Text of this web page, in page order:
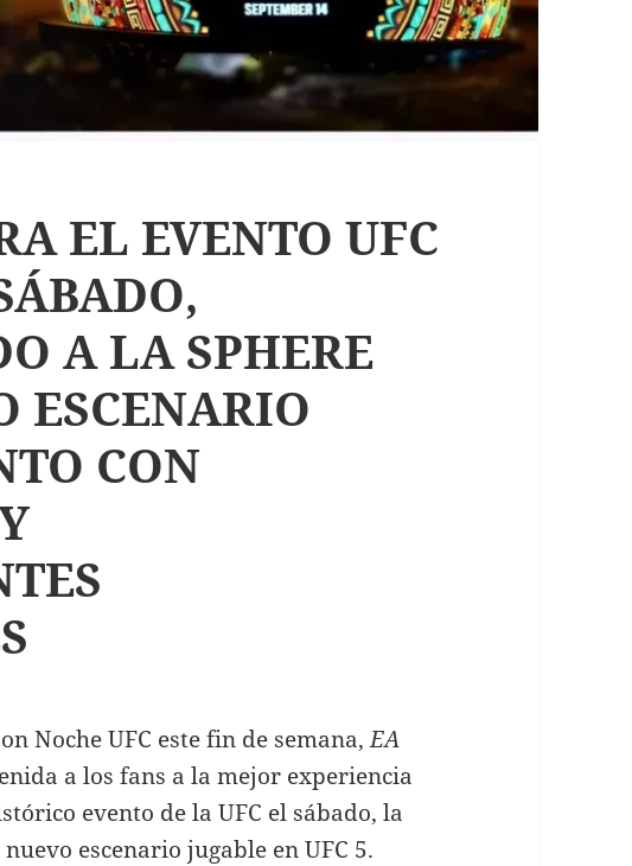
EL EVENTO UFC
A LA SPHERE
ESCENARIO
CON
Noche UFC este fin de semana,EA
a los fans a la mejor experiencia
evento de la UFC el sábado, la
escenario jugable en UFC 5.